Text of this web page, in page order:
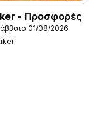
- Προσφορές
01/08/2026